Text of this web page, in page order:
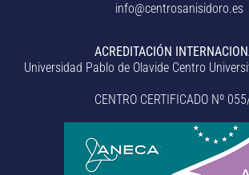
info@centrosanisidoro.es
ACREDITACIÓN
Universidad Pablo de Olavide Centro
CENTRO CERTIFICADO Nº